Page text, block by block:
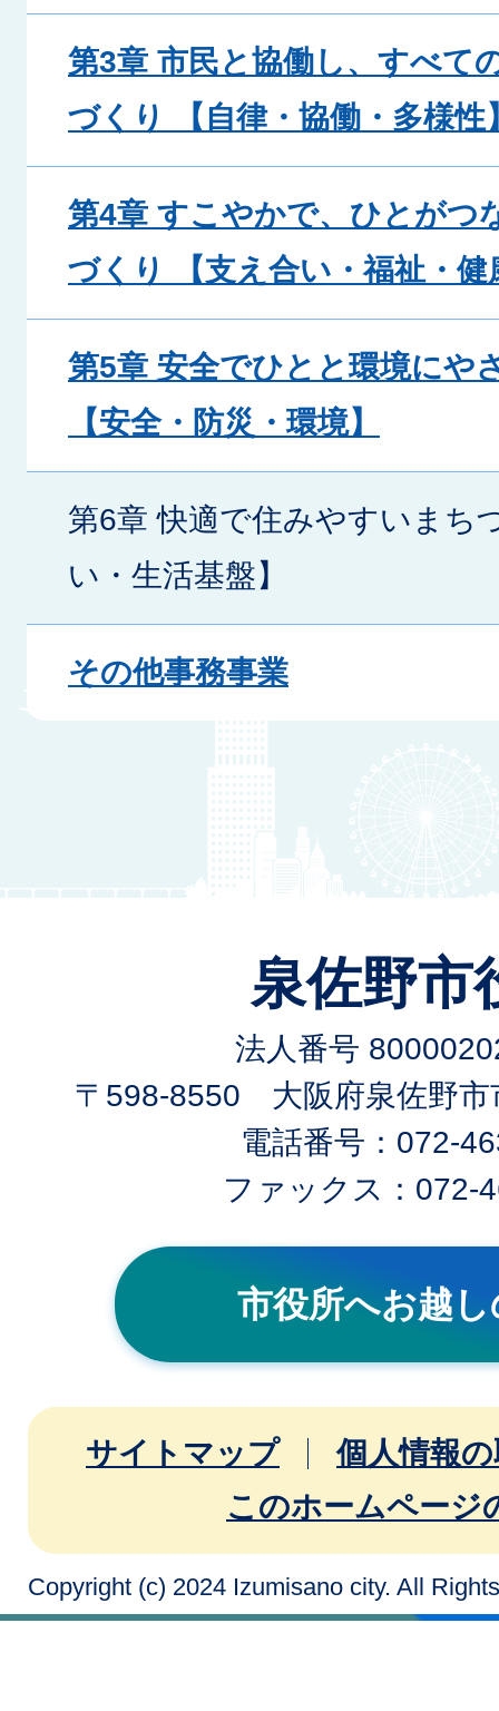
第3章 市民と協働し、すべて
づくり 【自律・協働・多様性
第4章 すこやかで、ひとがつ
づくり 【支え合い・福祉・健
第5章 安全でひとと環境にや
【安全・防災・環境】
第6章 快適で住みやすいまち
い・生活基盤】
その他事務事業
泉佐野市
法人番号
〒598-8550 大阪府泉佐野市
電話番号：072-
ファックス：072-
市役所へお越
サイトマップ
個人情報
このホームページ
Copyright (c) 2024 Izumisano city. All